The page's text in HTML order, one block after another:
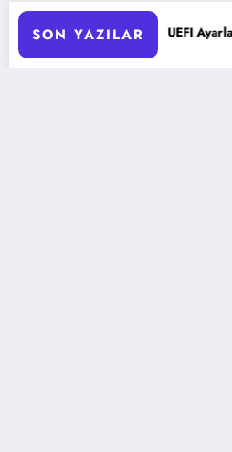
SON YAZILAR
UEFI Ayarlarını Optimize Etme